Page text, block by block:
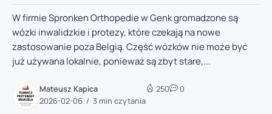
W firmie Spronken Orthopedie w Genk gromadzone są
wózki inwalidzkie i protezy, które czekają na nowe
zastosowanie poza Belgią. Część wózków nie może być
już używana lokalnie, ponieważ są zbyt stare,...
Mateusz Kapica
2026-02-06
3 min czytania
250 0